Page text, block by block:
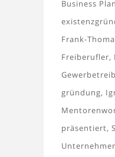
Business Plan
Frank-
Freiberufler
gründung
präsentiert
Unternehmer